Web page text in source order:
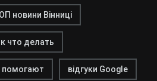
новини Вінниці
что делать
помогают відгуки Google